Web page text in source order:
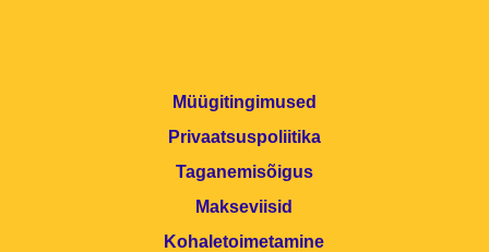
Müügitingimused
Privaatsuspoliitika
Taganemisõigus
Makseviisid
Kohaletoimetamine